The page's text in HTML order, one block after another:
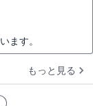
ます。
もっと見る